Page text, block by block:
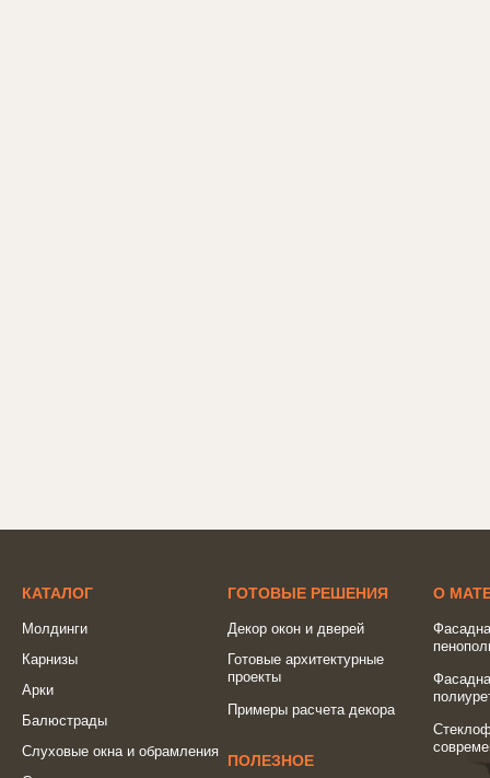
КАТАЛОГ
Молдинги
Карнизы
Арки
Балюстрады
Слуховые окна и обрамления
ГОТОВЫЕ РЕШЕНИЯ
Декор окон и дверей
Готовые архитектурные
проекты
Примеры расчета декора
ПОЛЕЗНОЕ
О